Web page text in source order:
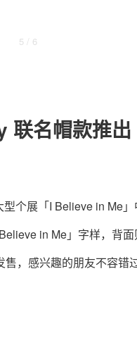
5 / 6
联名帽款推出
个展「I Believe in Me
in Me」字样，背
，感兴趣的朋友不容错过